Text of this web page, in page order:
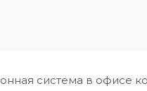
система в офисе